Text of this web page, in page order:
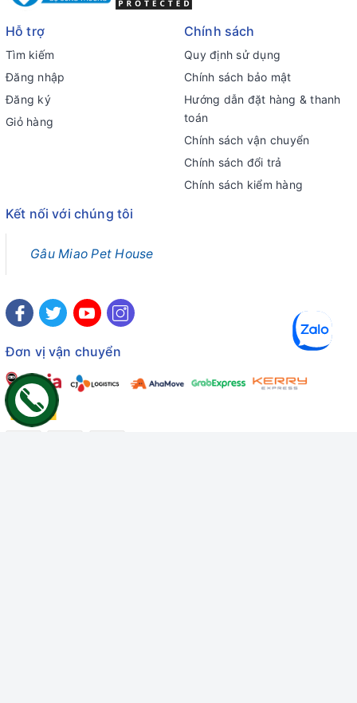
Hỗ trợ
Tìm kiếm
Đăng nhập
Đăng ký
Giỏ hàng
Chính sách
Quy định sử dụng
Chính sách bảo mật
Hướng dẫn đặt hàng & thanh
toán
Chính sách vận chuyển
Chính sách đổi trả
Chính sách kiểm hàng
Kết nối với chúng tôi
Gâu Miao Pet House
Đơn vị vận chuyển